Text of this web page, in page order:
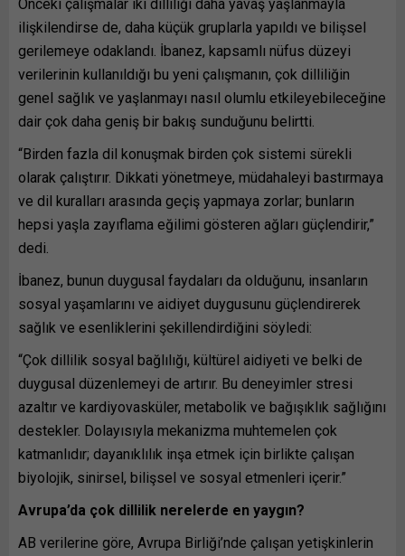
Önceki çalışmalar iki dilliliği daha yavaş yaşlanmayla
ilişkilendirse de, daha küçük gruplarla yapıldı ve bilişsel
gerilemeye odaklandı. İbanez, kapsamlı nüfus düzeyi
verilerinin kullanıldığı bu yeni çalışmanın, çok dilliliğin
genel sağlık ve yaşlanmayı nasıl olumlu etkileyebileceğine
dair çok daha geniş bir bakış sunduğunu belirtti.
“Birden fazla dil konuşmak birden çok sistemi sürekli
olarak çalıştırır. Dikkati yönetmeye, müdahaleyi bastırmaya
ve dil kuralları arasında geçiş yapmaya zorlar; bunların
hepsi yaşla zayıflama eğilimi gösteren ağları güçlendirir,”
dedi.
İbanez, bunun duygusal faydaları da olduğunu, insanların
sosyal yaşamlarını ve aidiyet duygusunu güçlendirerek
sağlık ve esenliklerini şekillendirdiğini söyledi:
“Çok dillilik sosyal bağlılığı, kültürel aidiyeti ve belki de
duygusal düzenlemeyi de artırır. Bu deneyimler stresi
azaltır ve kardiyovasküler, metabolik ve bağışıklık sağlığını
destekler. Dolayısıyla mekanizma muhtemelen çok
katmanlıdır; dayanıklılık inşa etmek için birlikte çalışan
biyolojik, sinirsel, bilişsel ve sosyal etmenleri içerir.”
Avrupa’da çok dillilik nerelerde en yaygın?
AB verilerine göre, Avrupa Birliği’nde çalışan yetişkinlerin